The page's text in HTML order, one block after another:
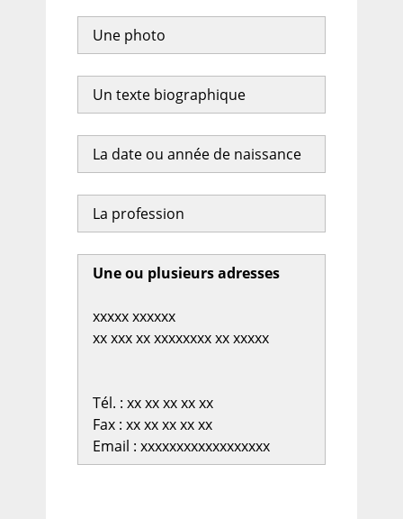
Une photo
Un texte biographique
La date ou année de naissance
La profession
Une ou plusieurs adresses
xxxxx xxxxxx
xx xxx xx xxxxxxxx xx xxxxx
Tél. : xx xx xx xx xx
Fax : xx xx xx xx xx
Email : xxxxxxxxxxxxxxxxxx